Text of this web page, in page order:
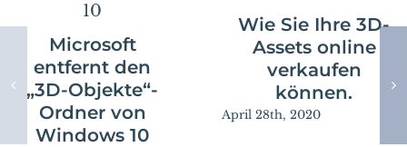
Microsoft
entfernt den
„3D-Objekte“-
Ordner von
Windows 10
Wie Sie Ihre 3D-
Assets online
verkaufen
können.
April 28th, 2020